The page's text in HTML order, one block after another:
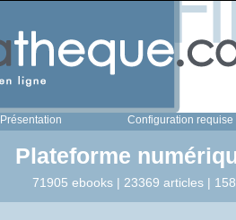
Présentation Configuration requise
Plateforme
71905 ebooks | 23369 articles |